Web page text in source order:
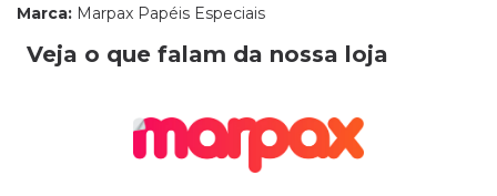
Marca: Marpax Papéis Especiais
Veja o que falam da nossa loja